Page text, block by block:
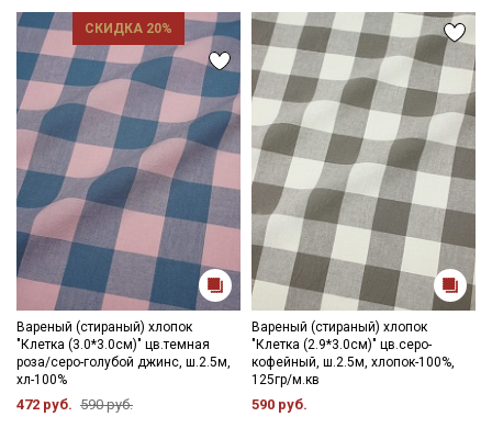
СКИДКА 20%
Вареный (стираный) хлопок
"Клетка (3.0*3.0см)" цв.темная
роза/серо-голубой джинс, ш.2.5м,
хл-100%
472 руб. 590 руб.
Вареный (стираный) хлопок
"Клетка (2.9*3.0см)" цв.серо-
кофейный, ш.2.5м, хлопок-100%,
125гр/м.кв
590 руб.
Секретная рассылка от Купава